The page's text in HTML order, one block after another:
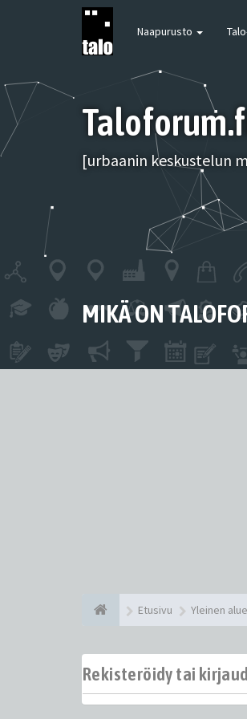
Naapurusto
[urbaanin keskustelun
MIKÄ ON
Etusivu Yleinen alue
Rekisteröidy tai